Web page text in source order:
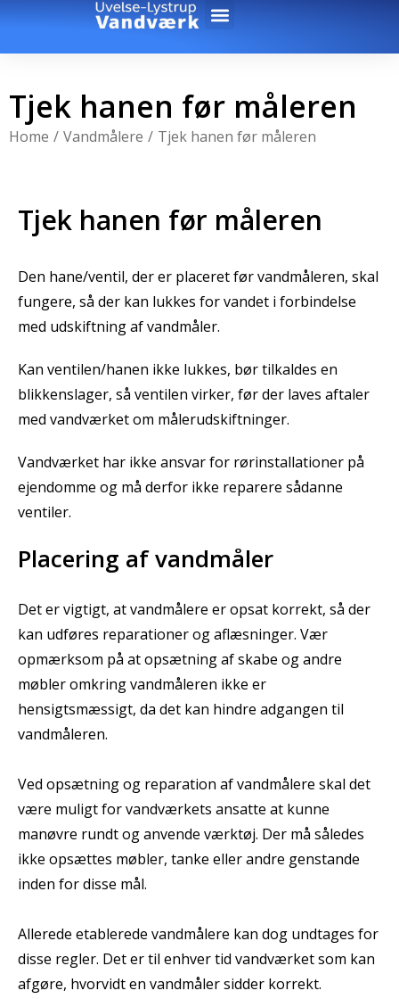
Tjek hanen før måleren
You are here:
Home Vandmålere Tjek hanen før måleren
Tjek hanen før måleren
Den hane/ventil, der er placeret før vandmåleren, skal
fungere, så der kan lukkes for vandet i forbindelse
med udskiftning af vandmåler.
Kan ventilen/hanen ikke lukkes, bør tilkaldes en
blikkenslager, så ventilen virker, før der laves aftaler
med vandværket om målerudskiftninger.
Vandværket har ikke ansvar for rørinstallationer på
ejendomme og må derfor ikke reparere sådanne
ventiler.
Placering af vandmåler
Det er vigtigt, at vandmålere er opsat korrekt, så der
kan udføres reparationer og aflæsninger. Vær
opmærksom på at opsætning af skabe og andre
møbler omkring vandmåleren ikke er
hensigtsmæssigt, da det kan hindre adgangen til
vandmåleren.
Ved opsætning og reparation af vandmålere skal det
være muligt for vandværkets ansatte at kunne
manøvre rundt og anvende værktøj. Der må således
ikke opsættes møbler, tanke eller andre genstande
inden for disse mål.
Allerede etablerede vandmålere kan dog undtages for
disse regler. Det er til enhver tid vandværket som kan
afgøre, hvorvidt en vandmåler sidder korrekt.